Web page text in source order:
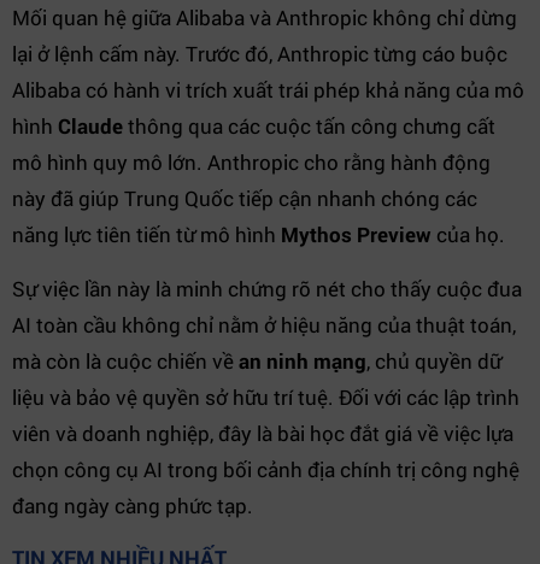
Mối quan hệ giữa Alibaba và Anthropic không chỉ dừng
lại ở lệnh cấm này. Trước đó, Anthropic từng cáo buộc
Alibaba có hành vi trích xuất trái phép khả năng của mô
hình Claudethông qua các cuộc tấn công chưng cất
mô hình quy mô lớn. Anthropic cho rằng hành động
này đã giúp Trung Quốc tiếp cận nhanh chóng các
năng lực tiên tiến từ mô hình Mythos Preview của họ.
Sự việc lần này là minh chứng rõ nét cho thấy cuộc đua
AI toàn cầu không chỉ nằm ở hiệu năng của thuật toán,
mà còn là cuộc chiến về an ninh mạng, chủ quyền dữ
liệu và bảo vệ quyền sở hữu trí tuệ. Đối với các lập trình
viên và doanh nghiệp, đây là bài học đắt giá về việc lựa
chọn công cụ AI trong bối cảnh địa chính trị công nghệ
đang ngày càng phức tạp.
TIN XEM NHIỀU NHẤT